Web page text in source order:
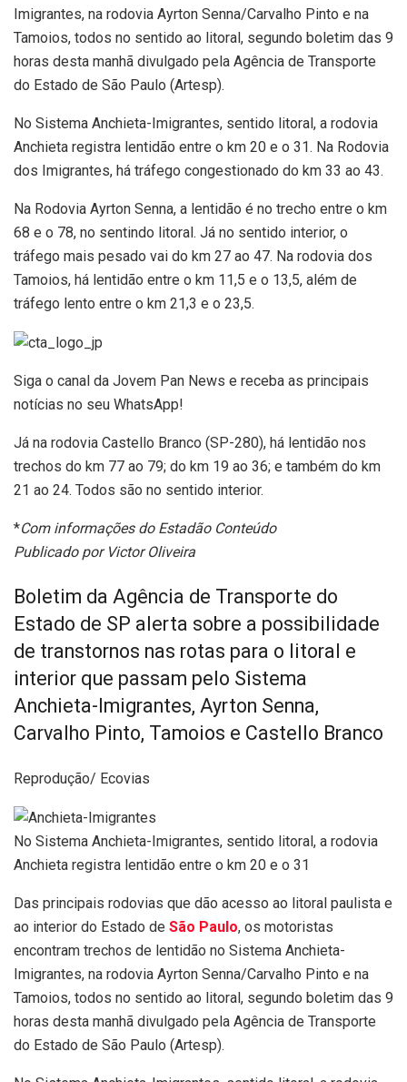
Imigrantes, na rodovia Ayrton Senna/Carvalho Pinto e na
Tamoios, todos no sentido ao litoral, segundo boletim das 9
horas desta manhã divulgado pela Agência de Transporte
do Estado de São Paulo (Artesp).
No Sistema Anchieta-Imigrantes, sentido litoral, a rodovia
Anchieta registra lentidão entre o km 20 e o 31. Na Rodovia
dos Imigrantes, há tráfego congestionado do km 33 ao 43.
Na Rodovia Ayrton Senna, a lentidão é no trecho entre o km
68 e o 78, no sentindo litoral. Já no sentido interior, o
tráfego mais pesado vai do km 27 ao 47. Na rodovia dos
Tamoios, há lentidão entre o km 11,5 e o 13,5, além de
tráfego lento entre o km 21,3 e o 23,5.
Siga o canal da Jovem Pan News e receba as principais
notícias no seu WhatsApp!
Já na rodovia Castello Branco (SP-280), há lentidão nos
trechos do km 77 ao 79; do km 19 ao 36; e também do km
21 ao 24. Todos são no sentido interior.
*Com informações do Estadão Conteúdo
Publicado por Victor Oliveira
Boletim da Agência de Transporte do
Estado de SP alerta sobre a possibilidade
de transtornos nas rotas para o litoral e
interior que passam pelo Sistema
Anchieta-Imigrantes, Ayrton Senna,
Carvalho Pinto, Tamoios e Castello Branco
Reprodução/ Ecovias
No Sistema Anchieta-Imigrantes, sentido litoral, a rodovia
Anchieta registra lentidão entre o km 20 e o 31
Das principais rodovias que dão acesso ao litoral paulista e
ao interior do Estado de São Paulo, os motoristas
encontram trechos de lentidão no Sistema Anchieta-
Imigrantes, na rodovia Ayrton Senna/Carvalho Pinto e na
Tamoios, todos no sentido ao litoral, segundo boletim das 9
horas desta manhã divulgado pela Agência de Transporte
do Estado de São Paulo (Artesp).